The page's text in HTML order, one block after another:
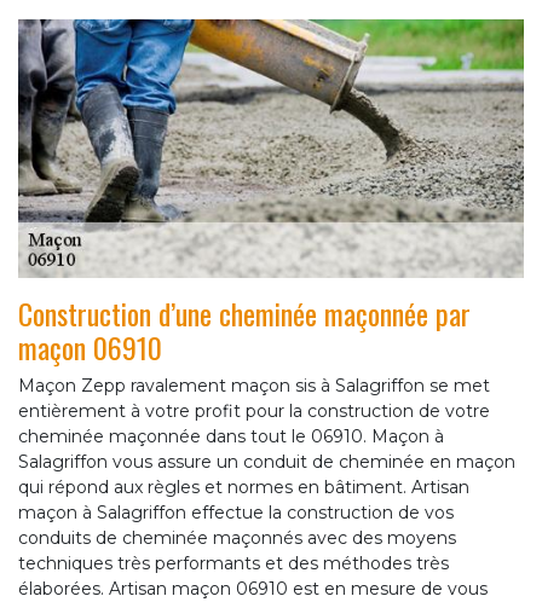
Construction d’une cheminée maçonnée par
maçon 06910
Maçon Zepp ravalement maçon sis à Salagriffon se met
entièrement à votre profit pour la construction de votre
cheminée maçonnée dans tout le 06910. Maçon à
Salagriffon vous assure un conduit de cheminée en maçon
qui répond aux règles et normes en bâtiment. Artisan
maçon à Salagriffon effectue la construction de vos
conduits de cheminée maçonnés avec des moyens
techniques très performants et des méthodes très
élaborées. Artisan maçon 06910 est en mesure de vous